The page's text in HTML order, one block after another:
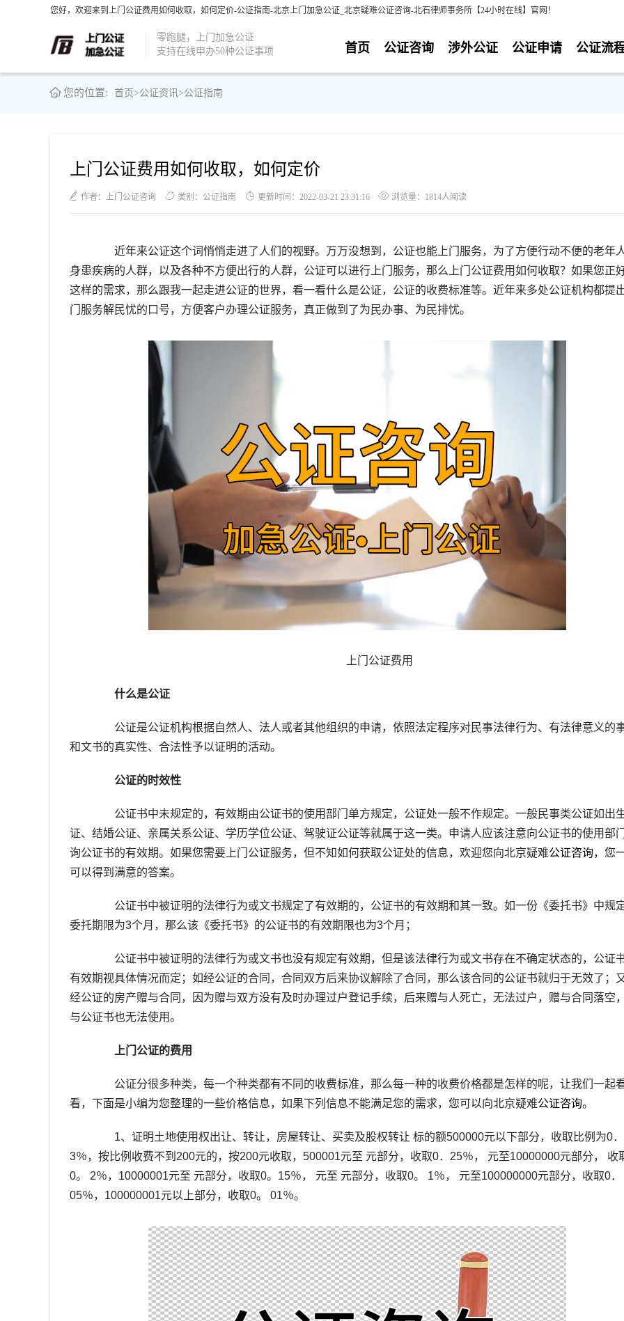
您好，欢迎来到上门公证费用如何收取，如何定价-公证指南-北京上门加急公证_北京疑难公证咨询-北石律师事务所【24小时在线】官网！
零跑腿，上门加急公证
支持在线申办50种公证事项
公证流
公证申请
涉外公证
公证咨询
首页
您的位置: 首页>公证资讯>公证指南
上门公证费用如何收取，如何定价
作者：上门公证咨询 类别：公证指南 更新时间：2022-03-21 23:31:16 浏览量：1814人阅读
近年来公证这个词悄悄走进了人们的视野。万万没想到，公证也能上门服务，为了方便行动不便的老年人
身患疾病的人群，以及各种不方便出行的人群，公证可以进行上门服务，那么上门公证费用如何收取？如果您正
这样的需求，那么跟我一起走进公证的世界，看一看什么是公证，公证的收费标准等。近年来多处公证机构都提
门服务解民忧的口号，方便客户办理公证服务，真正做到了为民办事、为民排忧。
上门公证费用
什么是公证
公证是公证机构根据自然人、法人或者其他组织的申请，依照法定程序对民事法律行为、有法律意义的
和文书的真实性、合法性予以证明的活动。
公证的时效性
公证书中未规定的，有效期由公证书的使用部门单方规定，公证处一般不作规定。一般民事类公证如出
证、结婚公证、亲属关系公证、学历学位公证、驾驶证公证等就属于这一类。申请人应该注意向公证书的使用部
询公证书的有效期。如果您需要上门公证服务，但不知如何获取公证处的信息，欢迎您向北京疑难公证咨询，您
可以得到满意的答案。
公证书中被证明的法律行为或文书规定了有效期的，公证书的有效期和其一致。如一份《委托书》中规
委托期限为3个月，那么该《委托书》的公证书的有效期限也为3个月；
公证书中被证明的法律行为或文书也没有规定有效期，但是该法律行为或文书存在不确定状态的，公证
有效期视具体情况而定；如经公证的合同，合同双方后来协议解除了合同，那么该合同的公证书就归于无效了；
经公证的房产赠与合同，因为赠与双方没有及时办理过户登记手续，后来赠与人死亡，无法过户，赠与合同落空
与公证书也无法使用。
上门公证的费用
公证分很多种类，每一个种类都有不同的收费标准，那么每一种的收费价格都是怎样的呢，让我们一起
看，下面是小编为您整理的一些价格信息，如果下列信息不能满足您的需求，您可以向北京疑难公证咨询。
1、证明土地使用权出让、转让，房屋转让、买卖及股权转让 标的额500000元以下部分，收取比例为0．
3％，按比例收费不到200元的，按200元收取，500001元至 元部分，收取0．25％， 元至10000000元部分， 收
0。 2％，10000001元至 元部分，收取0。15％， 元至 元部分，收取0。 1％， 元至100000000元部分，收取0．
05％，100000001元以上部分，收取0。 01％。